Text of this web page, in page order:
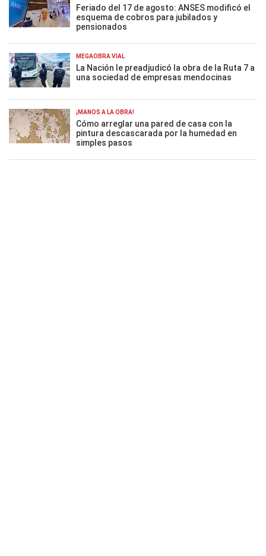
Feriado del 17 de agosto: ANSES modificó el
esquema de cobros para jubilados y
pensionados
MEGAOBRA VIAL
La Nación le preadjudicó la obra de la Ruta 7 a
una sociedad de empresas mendocinas
¡MANOS A LA OBRA!
Cómo arreglar una pared de casa con la
pintura descascarada por la humedad en
simples pasos